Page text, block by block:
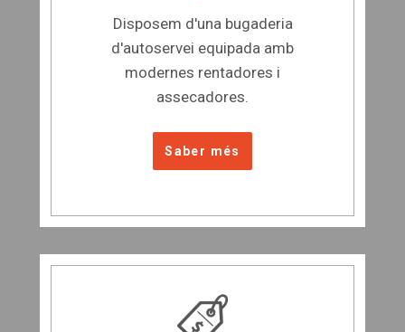
Disposem d'una bugaderia
d'autoservei equipada amb
modernes rentadores i
assecadores.
Saber més